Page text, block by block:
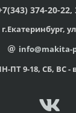
374-20-22,
г.Екатеринбург,
info@makita-
ПТ 9-18, СБ, ВС -